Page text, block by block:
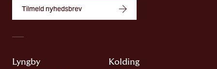
Tilmeld nyhedsbrev
Lyngby
Kolding​